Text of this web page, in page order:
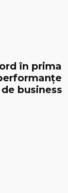
în prima
business